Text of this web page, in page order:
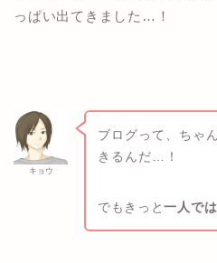
っぱい出てきました…！
キョウ
ブログって、ちゃ
きるんだ…！
でもきっと一人で